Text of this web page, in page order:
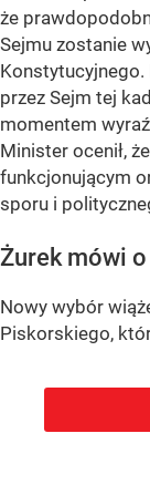
że
Sejmu zostanie
Konstytucyjnego.
przez Sejm tej
momentem
Minister ocenił,
funkcjonującym
sporu i
Żurek mówi
Nowy wybór
Piskorskiego,